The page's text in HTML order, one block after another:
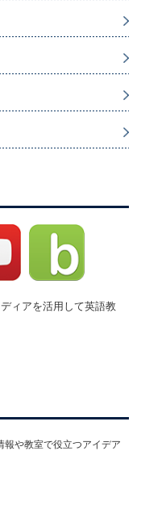
ィアを活用して英語教
報や教室で役立つアイデア